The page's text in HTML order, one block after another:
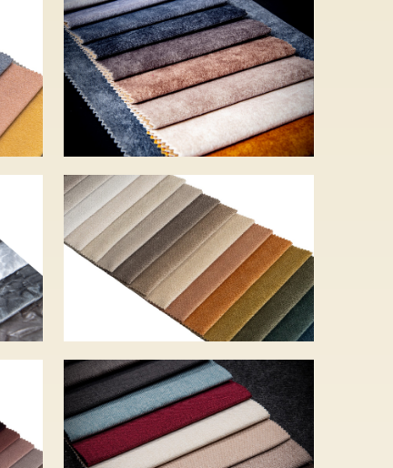
D’ORO – 18 szín –
5 500 Ft
FRESH – 18 szín –
5 750 Ft
LUXO – 14 szín –
5 840 Ft